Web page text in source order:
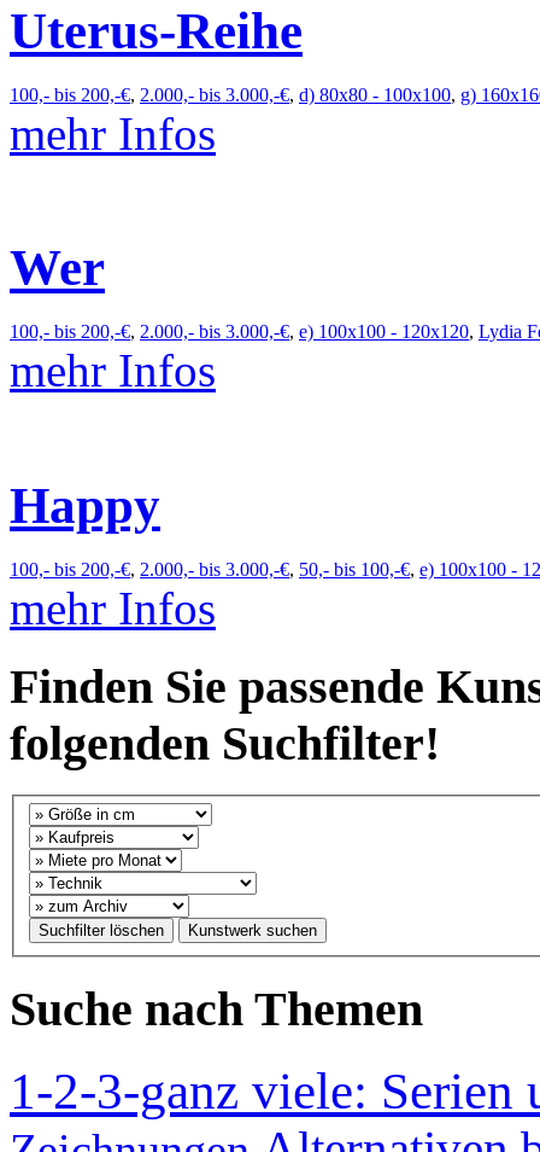
Uterus-Reihe
100,- bis 200,-€, 2.000,- bis 3.000,-€, d) 80x80 - 100x100, g)
mehr Infos
Wer
100,- bis 200,-€, 2.000,- bis 3.000,-€, e) 100x100 - 120x120, Lydia
mehr Infos
Happy
100,- bis 200,-€, 2.000,- bis 3.000,-€, 50,- bis 100,-€, e) 100x100 -
mehr Infos
Finden Sie passende
folgenden Suchfilter!
Suche nach Themen
1-2-3-ganz viele: Serien